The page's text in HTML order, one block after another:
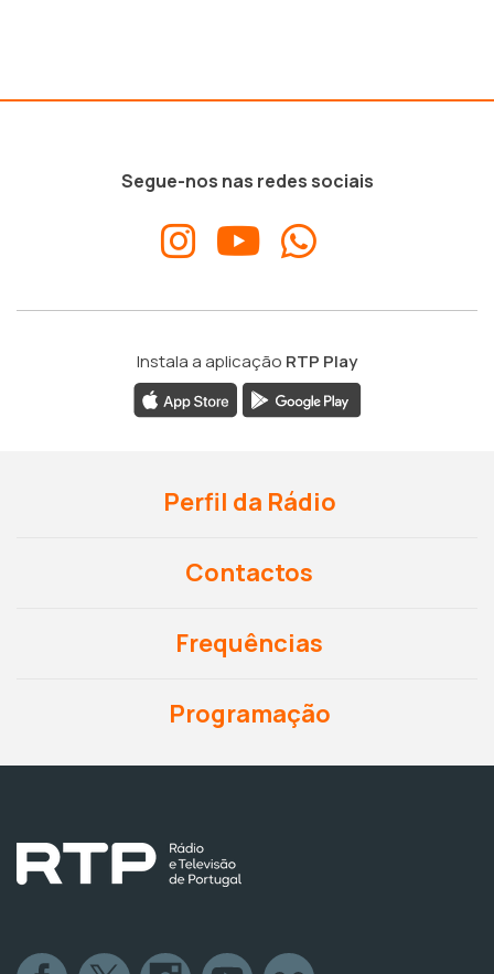
Segue-nos nas redes sociais
Instala a aplicação RTP Play
Perfil da Rádio
Contactos
Frequências
Programação